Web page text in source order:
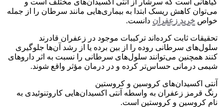
می‌توان کاهش ریسک ابتدا به بیماری‌هایی مانند سرطان را از جمله
خواص خرید زعفران دانست.
تحقیقات ثابت کرده‌اند ترکیبات موجود در زعفران قادرند
سلول‌های سرطانی روده را از بین برده یا از رشد آن‌ها جلوگیری
کنند همچنین می‌توانند سلول‌های سرطانی را نسبت به اثر داروهای
شیمی درمانی حساس‌تر کرده و در درمان مؤثر واقع شوند.
آنتی اکسیدان‌های کروسین و کروستین
رنگ قرمز زعفران به واسطه آنتی اکسیدان‌هایی کاروتنوئیدی به
نام کروسین و کروستین است.